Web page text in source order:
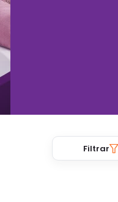
Filtrar